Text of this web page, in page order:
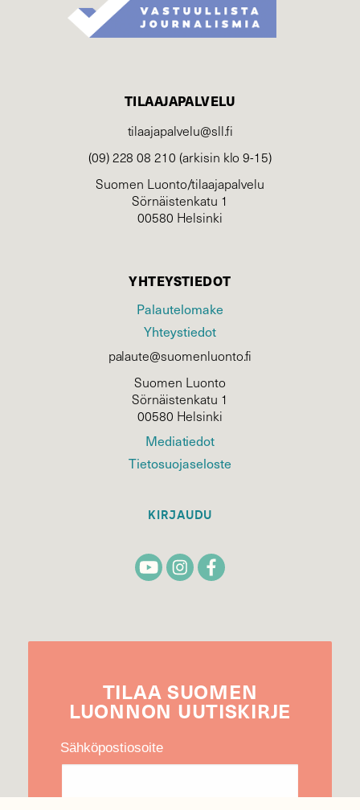
TILAAJAPALVELU
tilaajapalvelu@sll.fi
(09) 228 08 210 (arkisin klo 9-15)
Suomen Luonto/tilaajapalvelu
Sörnäistenkatu 1
00580 Helsinki
YHTEYSTIEDOT
Palautelomake
Yhteystiedot
palaute@suomenluonto.fi
Suomen Luonto
Sörnäistenkatu 1
00580 Helsinki
Mediatiedot
Tietosuojaseloste
KIRJAUDU
TILAA SUOMEN
LUONNON UUTIS­KIRJE
Sähköpostiosoite